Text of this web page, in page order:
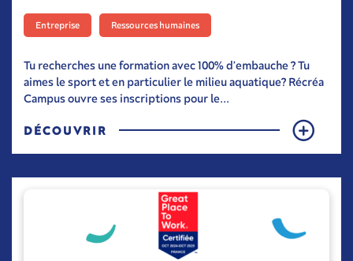
Entreprise Ressources humaines
Tu recherches une formation avec 100% d’embauche ? Tu
aimes le sport et en particulier le milieu aquatique? Récréa
Campus ouvre ses inscriptions pour le...
DÉCOUVRIR